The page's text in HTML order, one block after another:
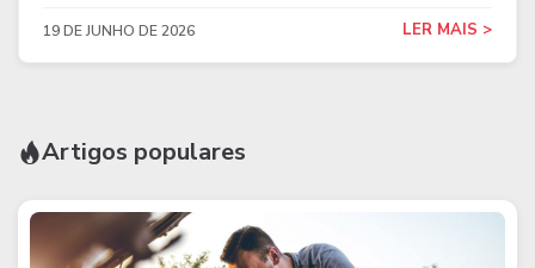
19 DE JUNHO DE 2026 LER MAIS >
Artigos populares